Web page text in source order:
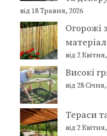
від 18 Травня, 2026
Огорожі
від 2
Високі
від 28
Тераси
від 2